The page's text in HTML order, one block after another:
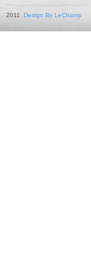
2011 Design By LeChamp